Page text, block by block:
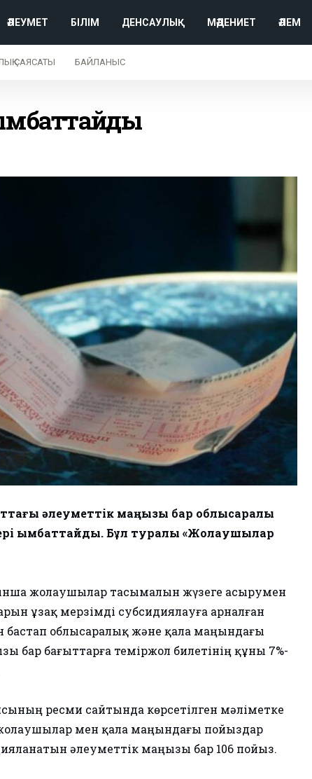
ӘЛЕУМЕТ БІЛІМ ДЕНСАУЛЫҚ МӘДЕНИЕТ ӘЛЕМ
САЯСАТЫ БАЙЛАНЫС
әлеуметтік маңызы бар облысаралық
қымбаттайды. Бұл туралы «Жолаушылар
жолаушылар тасымалын жүзеге асырумен
ұзақ мерзімді субсидиялауға арналған
бастап облысаралық және қала маңындағы
бар бағыттарға теміржол билетінің құны 7%-
ресми сайтында көрсетілген мәліметке
мен қала маңындағы пойыздар
әлеуметтік маңызы бар 106 пойыз.